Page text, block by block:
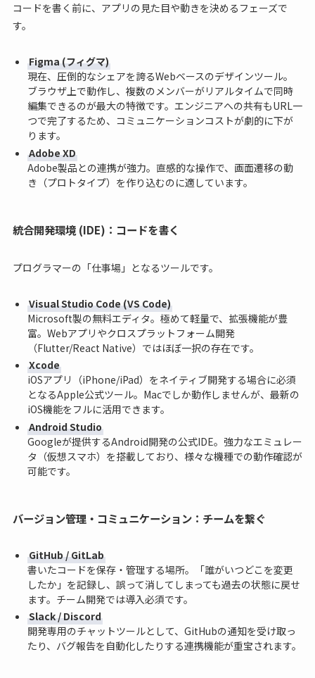
コードを書く前に、アプリの見た目や動きを決めるフェーズで
す。
Figma (フィグマ)
現在、圧倒的なシェアを誇るWebベースのデザインツール。
ブラウザ上で動作し、複数のメンバーがリアルタイムで同時
編集できるのが最大の特徴です。エンジニアへの共有もURL一
つで完了するため、コミュニケーションコストが劇的に下が
ります。
Adobe XD
Adobe製品との連携が強力。直感的な操作で、画面遷移の動
き（プロトタイプ）を作り込むのに適しています。
統合開発環境 (IDE)：コードを書く
プログラマーの「仕事場」となるツールです。
Visual Studio Code (VS Code)
Microsoft製の無料エディタ。極めて軽量で、拡張機能が豊
富。Webアプリやクロスプラットフォーム開発
（Flutter/React Native）ではほぼ一択の存在です。
Xcode
iOSアプリ（iPhone/iPad）をネイティブ開発する場合に必須
となるApple公式ツール。Macでしか動作しませんが、最新の
iOS機能をフルに活用できます。
Android Studio
Googleが提供するAndroid開発の公式IDE。強力なエミュレー
タ（仮想スマホ）を搭載しており、様々な機種での動作確認が
可能です。
バージョン管理・コミュニケーション：チームを繋ぐ
GitHub / GitLab
書いたコードを保存・管理する場所。「誰がいつどこを変更
したか」を記録し、誤って消してしまっても過去の状態に戻せ
ます。チーム開発では導入必須です。
Slack / Discord
開発専用のチャットツールとして、GitHubの通知を受け取っ
たり、バグ報告を自動化したりする連携機能が重宝されます。